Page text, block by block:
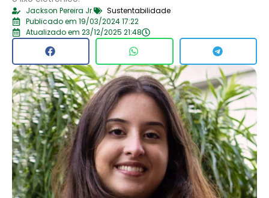
Jackson Pereira Jr.
Sustentabilidade
Publicado em 19/03/2024 17:22
Atualizado em 23/12/2025 21:48